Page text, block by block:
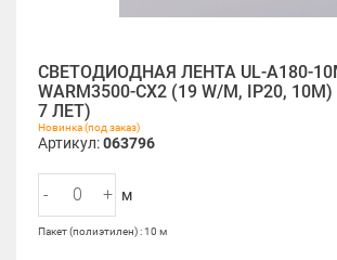
СВЕТОДИОДНАЯ ЛЕНТА UL-A180-
WARM3500-CX2 (19 W/M, IP20, 10M)
7 ЛЕТ)
Новинка (под заказ)
Артикул:063796
- + м
Пакет (полиэтилен) : 10 м